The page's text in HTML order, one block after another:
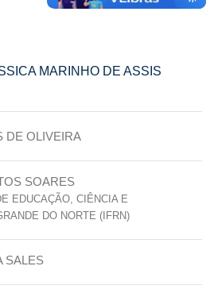
MARINHO DE ASSIS
DE OLIVEIRA
SOARES
EDUCAÇÃO, CIÊNCIA E
DO NORTE (IFRN)
SALES